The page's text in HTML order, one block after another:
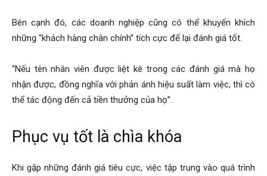
Bên cạnh đó, các doanh nghiệp cũng có thể khuyến khích
những “khách hàng chân chính” tích cực để lại đánh giá tốt.
“Nếu tên nhân viên được liệt kê trong các đánh giá mà họ
nhận được, đồng nghĩa với phản ánh hiệu suất làm việc, thì có
thể tác động đến cả tiền thưởng của họ”.
Phục vụ tốt là chìa khóa
Khi gặp những đánh giá tiêu cực, việc tập trung vào quá trình